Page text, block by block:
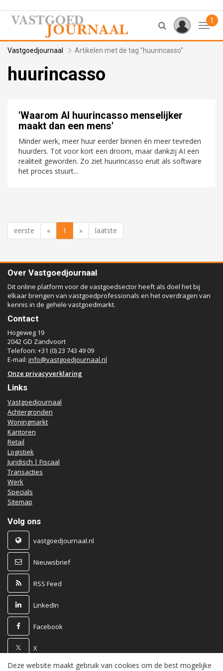
1
Vastgoedjournaal Artikelen met de tag "huurincasso"
huurincasso
'Waarom AI huurincasso menselijker
maakt dan een mens'
Minder werk, meer huur eerder binnen én meer tevreden
huurders. Tot voor kort een droom, maar dankzij AI een
realiteit geworden. Zo ziet huurincasso eruit als software
het proces stuurt...
eerste « 1 » laatste
Over Vastgoedjournaal
Dit online platform voor de vastgoedsector heeft als doel het bij
elkaar brengen van vastgoedprofessionals en het overdragen van
kennis in de gehele vastgoedmarkt.
Contact
Hogeweg 19
2042 GD Zandvoort
Telefoon: +31 (0) 23 743 49 09
E-mail: info@vastgoedjournaal.nl
Onze privacyverklaring
Links
Vastgoedjournaal
Achtergronden
Woningmarkt
Kantoren
Retail
Logistiek
Juridisch | Fiscaal
Transacties
Werk
Specials
Sitemap
Volg ons
vastgoedjournaal.nl
Nieuwsbrief
RSS Feed
LinkedIn
Facebook
X
Deze website maakt gebruik van cookies om de best mogelijke